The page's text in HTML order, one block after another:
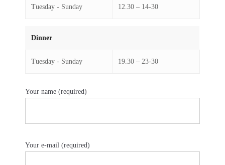
Tuesday - Sunday 12.30 – 14-30
Dinner
Tuesday - Sunday 19.30 – 23-30
Your name (required)
Your e-mail (required)